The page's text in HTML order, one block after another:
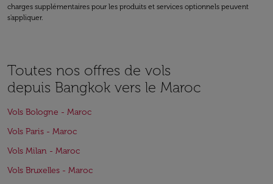
charges supplémentaires pour les produits et services optionnels peuvent
s'appliquer.
Toutes nos offres de vols
depuis Bangkok vers le Maroc
Vols Bologne - Maroc
Vols Paris - Maroc
Vols Milan - Maroc
Vols Bruxelles - Maroc